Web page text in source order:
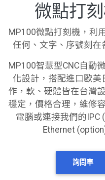
微點打
MP100微點打刻機，利
任何、文字、序號刻在
MP100智慧型CNC自動
化設計，搭配進口歐
作，軟、硬體皆在台灣
穩定，價格合理，維修
電腦或連接我們的IPC
Ethernet
詢問車